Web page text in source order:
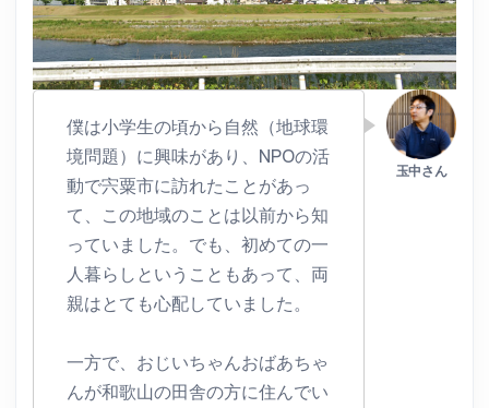
僕は小学生の頃から自然（地球環
境問題）に興味があり、NPOの活
動で宍粟市に訪れたことがあっ
て、この地域のことは以前から知
っていました。でも、初めての一
人暮らしということもあって、両
親はとても心配していました。
一方で、おじいちゃんおばあちゃ
んが和歌山の田舎の方に住んでい